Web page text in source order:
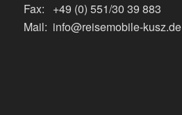
Fax: +49 (0) 551/30 39 883
Mail: info@reisemobile-kusz.de